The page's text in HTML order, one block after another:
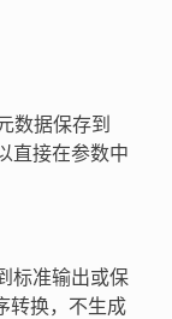
数据保存到
直接在参数中
标准输出或保
转换，不生成